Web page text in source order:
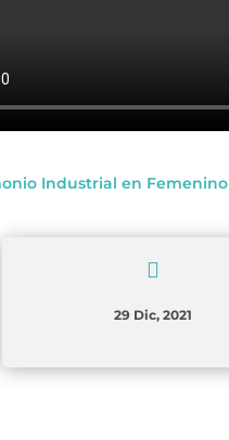
Industrial en Femenino

29 Dic, 2021